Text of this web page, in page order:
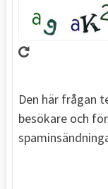
Den här frågan
besökare och